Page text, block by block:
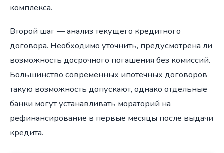
комплекса.
Второй шаг — анализ текущего кредитного
договора. Необходимо уточнить, предусмотрена ли
возможность досрочного погашения без комиссий.
Большинство современных ипотечных договоров
такую возможность допускают, однако отдельные
банки могут устанавливать мораторий на
рефинансирование в первые месяцы после выдачи
кредита.